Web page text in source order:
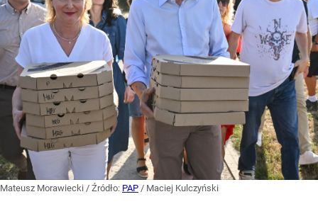
Mateusz Morawiecki / Źródło: PAP / Maciej Kulczyński